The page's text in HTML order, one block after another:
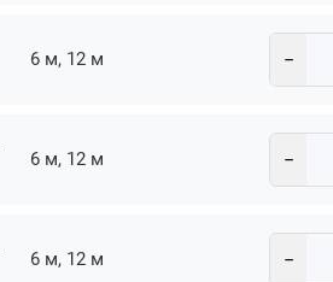
6 м, 12 м −
6 м, 12 м −
6 м, 12 м −